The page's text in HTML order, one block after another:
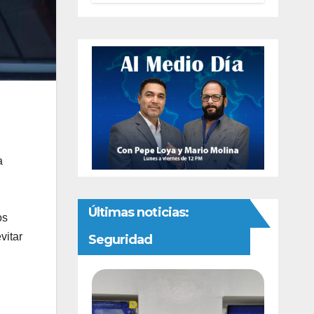
Chihuahua
Últimas noticias:
Seguridad